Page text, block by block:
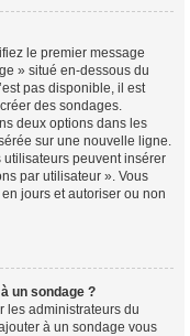
le premier message
» situé en-dessous du
pas disponible, il est
des sondages.
deux options dans les
sur une nouvelle ligne.
utilisateurs peuvent insérer
par utilisateur ». Vous
jours et autoriser ou non
un sondage ?
les administrateurs du
à un sondage vous